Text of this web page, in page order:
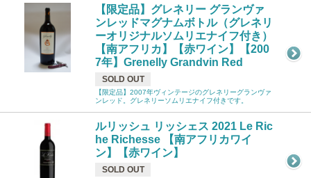
【限定品】グレネリー グランヴァ
ンレッドマグナムボトル（グレネリ
ーオリジナルソムリエナイフ付き）
【南アフリカ】【赤ワイン】【200
7年】Grenelly Grandvin Red
SOLD OUT
【限定品】2007年ヴィンテージのグレネリーグランヴァ
ンレッド。グレネリーソムリエナイフ付きです。
ルリッシュ リッシェス 2021 Le Ric
he Richesse 【南アフリカワイ
ン】【赤ワイン】
SOLD OUT